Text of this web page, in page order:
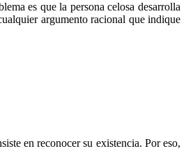
es que la persona celosa desarrolla
argumento racional que indique
en reconocer su existencia. Por eso,